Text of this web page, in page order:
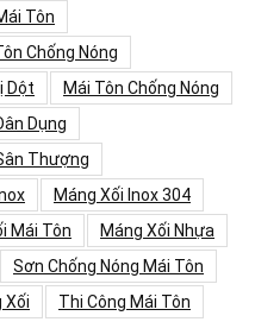
Tôn
Chống Nóng
Dột
Mái Tôn Chống Nóng
Dụng
Thượng
Máng Xối Inox 304
Mái Tôn
Máng Xối Nhựa
Sơn Chống Nóng Mái Tôn
Xối
Thi Công Mái Tôn